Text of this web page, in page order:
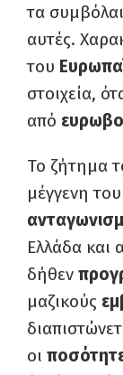
τα
αυτές.
του
στοιχεία,
από
Το ζήτημα
μέγγενη του
Ελλάδα και
δήθεν
μαζικούς
οι